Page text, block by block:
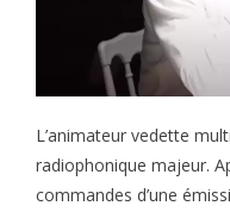
L’animateur vedette
radiophonique majeur.
commandes d’une